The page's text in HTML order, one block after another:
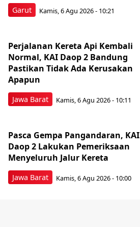
Garut Kamis, 6 Agu 2026 - 10:21
Jawa Barat
Perjalanan Kereta Api Kembali
Normal, KAI Daop 2 Bandung
Pastikan Tidak Ada Kerusakan
Apapun
Kamis, 6 Agu 2026 - 10:11
Jawa Barat
Pasca Gempa Pangandaran, KAI
Daop 2 Lakukan Pemeriksaan
Menyeluruh Jalur Kereta
Kamis, 6 Agu 2026 - 10:00